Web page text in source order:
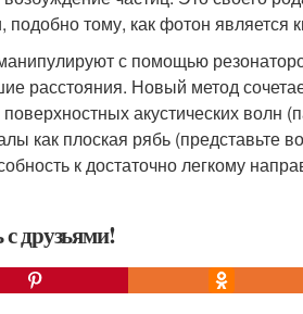
подобно тому, как фотон является
с помощью
расстояния. Новый метод
акустических
как плоская рябь (представьте
к достаточно легкому
друзьями!